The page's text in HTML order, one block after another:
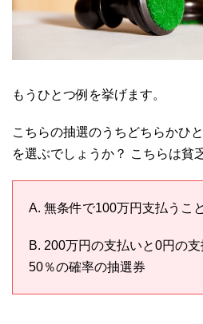
もうひとつ例を挙げます。
こちらの抽選のうちどちらかひ
を選ぶでしょうか？ こちらは貧
A. 無条件で100万円支払うこ
B. 200万円の支払いと0円の
50％の確率の抽選券